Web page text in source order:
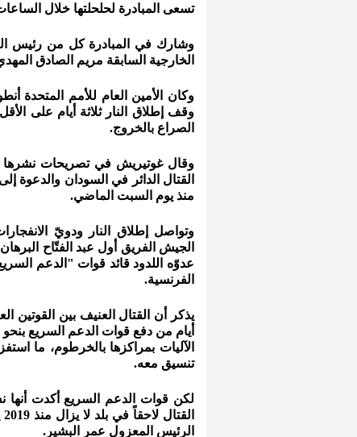
تسعى المبادرة لحلحلتها خلال
وشارك في المبادرة كل من رئيس
الخارجية السابقة مريم الصادق
وكان الأمين العام للأمم المتحدة
وقف إطلاق النار ثلاثة أيام على
الصراع بالخروج.
وقال غوتيريش في تصريحات نشرها
القتال الدائر في السودان
منذ يوم السبت الماضي.
وتواصل إطلاق النار ودويّ
الجيش الفريق أول عبد الفتّاح
عدوّه اللدود قائد قوات "الدعم
الفرنسية.
يذكر أن القتال العنيف بين القوتين
الآليات بمراكزها بالخرطوم، ما
تنسيق معه.
لكن قوات الدعم السريع أكدت أنها
الرئيس المعزول عمر البشير.